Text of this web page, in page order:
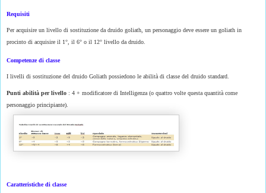
Requisiti
Per acquisire un livello di sostituzione da druido goliath, un personaggio deve essere un goliath in
procinto di acquisire il 1°, il 6° o il 12° livello da druido.
Competenze di classe
I livelli di sostituzione del druido Goliath possiedono le abilità di classe del druido standard.
Punti abilità per livello : 4 + modificatore di Intelligenza (o quattro volte questa quantità come
personaggio principiante).
Caratteristiche di classe